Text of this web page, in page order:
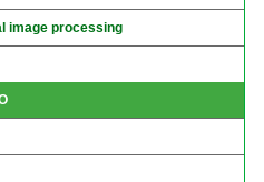
image processing